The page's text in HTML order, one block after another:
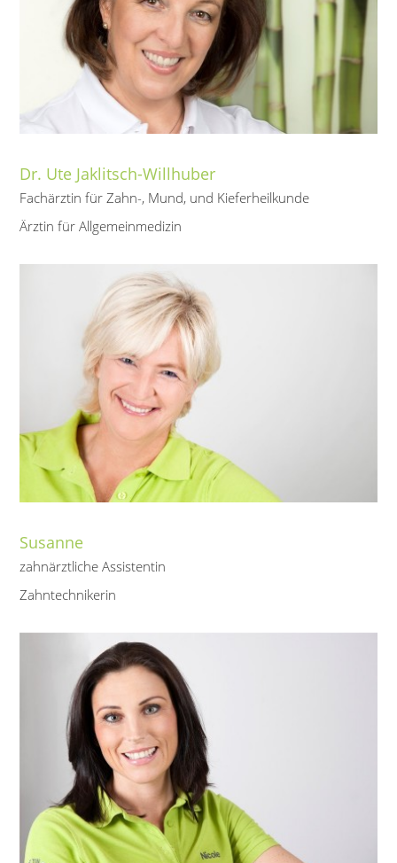
Dr. Ute Jaklitsch-Willhuber
Fachärztin für Zahn-, Mund, und Kieferheilkunde
Ärztin für Allgemeinmedizin
Susanne
zahnärztliche Assistentin
Zahntechnikerin